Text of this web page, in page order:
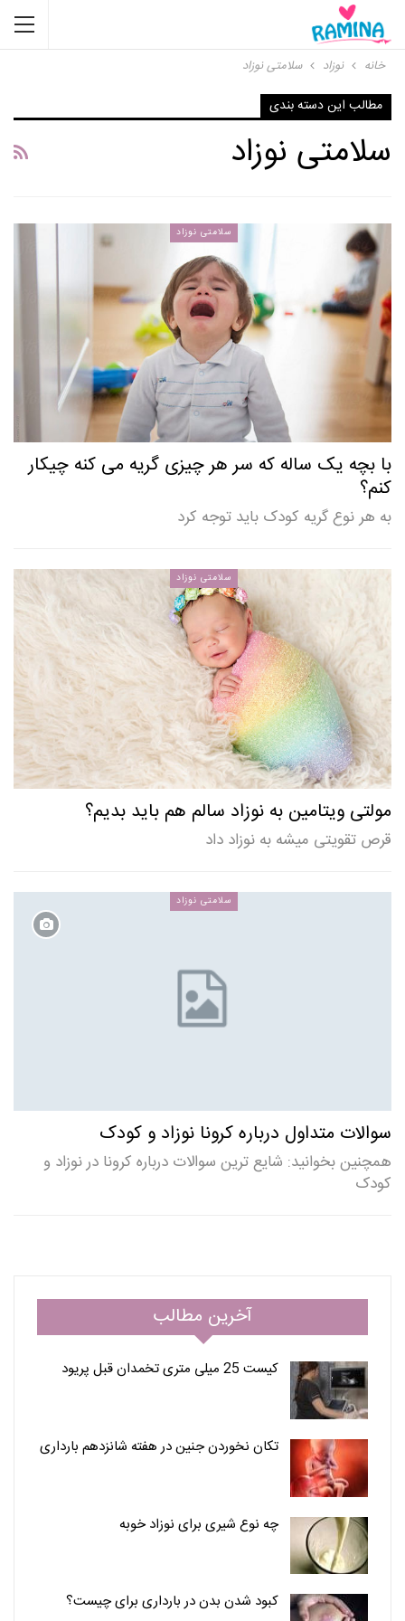
خانه نوزاد سلامتی نوزاد
مطالب این دسته بندی
سلامتی نوزاد
سلامتی نوزاد
با بچه یک ساله که سر هر چیزی گریه می کنه چیکار
کنم؟
به هر نوع گریه کودک باید توجه کرد
سلامتی نوزاد
مولتی ویتامین به نوزاد سالم هم باید بدیم؟
قرص تقویتی میشه به نوزاد داد
سلامتی نوزاد
سوالات متداول درباره کرونا نوزاد و کودک
همچنین بخوانید: شایع ترین سوالات درباره کرونا در نوزاد و
کودک
آخرین مطالب
کیست 25 میلی متری تخمدان قبل پریود
تکان نخوردن جنین در هفته شانزدهم بارداری
چه نوع شیری برای نوزاد خوبه
کبود شدن بدن در بارداری برای چیست؟